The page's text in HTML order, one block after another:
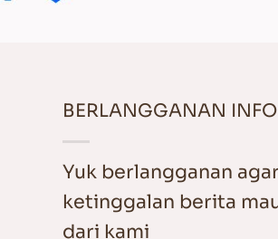
BERLANGGANAN INFO
Yuk berlangganan
ketinggalan berita
dari kami